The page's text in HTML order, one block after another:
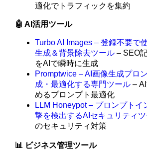
適化でトラフィックを集約
🤖 AI活用ツール
Turbo AI Images – 登録不要で
生成＆背景除去ツール – SEO
をAIで瞬時に生成
Promptwice – AI画像生成プロ
成・最適化する専門ツール –
めるプロンプト最適化
LLM Honeypot – プロンプトイ
撃を検出するAIセキュリティ
のセキュリティ対策
📊 ビジネス管理ツール